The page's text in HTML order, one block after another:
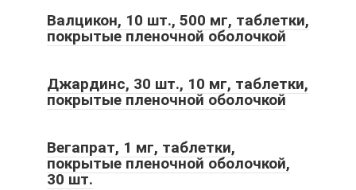
Валцикон, 10 шт., 500 мг, таблетки,
покрытые пленочной оболочкой
Джардинс, 30 шт., 10 мг, таблетки,
покрытые пленочной оболочкой
Вегапрат, 1 мг, таблетки,
покрытые пленочной оболочкой,
30 шт.